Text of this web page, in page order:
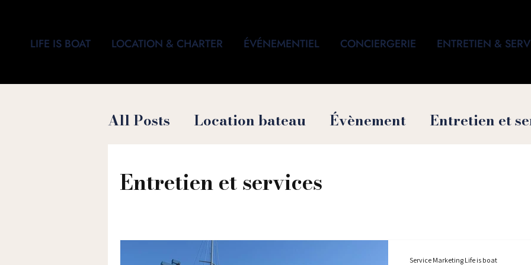
LIFE IS BOAT LOCATION & CHARTER ÉVÉNEMENTIEL CONCIERGERIE ENTRETIEN &
All Posts Location bateau Évènement Entretien et
Entretien et services
Service Marketing Life is boat